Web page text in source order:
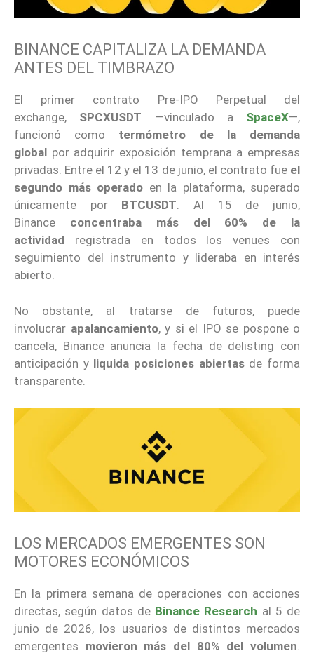
BINANCE CAPITALIZA LA DEMANDA
ANTES DEL TIMBRAZO
El primer contrato Pre-IPO Perpetual del
exchange, SPCXUSDT —vinculado a SpaceX—,
funcionó como termómetro de la demanda
global por adquirir exposición temprana a empresas
privadas. Entre el 12 y el 13 de junio, el contrato fue el
segundo más operado en la plataforma, superado
únicamente por BTCUSDT. Al 15 de junio,
Binance concentraba más del 60% de la
actividad registrada en todos los venues con
seguimiento del instrumento y lideraba en interés
abierto.
No obstante, al tratarse de futuros, puede
involucrar apalancamiento, y si el IPO se pospone o
cancela, Binance anuncia la fecha de delisting con
anticipación y liquida posiciones abiertasde forma
transparente.
LOS MERCADOS EMERGENTES SON
MOTORES ECONÓMICOS
En la primera semana de operaciones con acciones
directas, según datos de Binance Research al 5 de
junio de 2026, los usuarios de distintos mercados
emergentes movieron más del 80% del volumen.